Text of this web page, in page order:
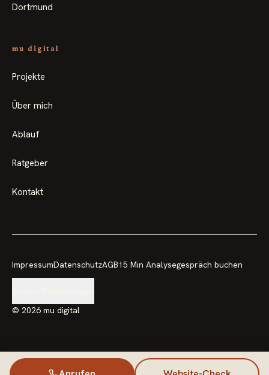
Dortmund
mu digital
Projekte
Über mich
Ablauf
Ratgeber
Kontakt
ImpressumDatenschutzAGB15 Min Analysegespräch buchen
© 2026 mu digital